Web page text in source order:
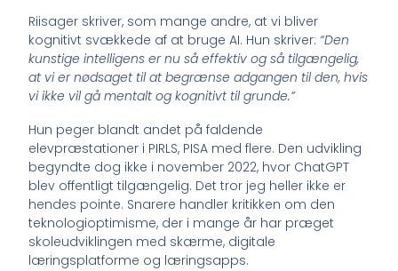
Riisager skriver, som mange andre, at vi bliver
kognitivt svækkede af at bruge AI. Hun skriver: “Den
kunstige intelligens er nu så effektiv og så tilgængelig,
at vi er nødsaget til at begrænse adgangen til den, hvis
vi ikke vil gå mentalt og kognitivt til grunde.”
Hun peger blandt andet på faldende
elevpræstationer i PIRLS, PISA med flere. Den udvikling
begyndte dog ikke i november 2022, hvor ChatGPT
blev offentligt tilgængelig. Det tror jeg heller ikke er
hendes pointe. Snarere handler kritikken om den
teknologioptimisme, der i mange år har præget
skoleudviklingen med skærme, digitale
læringsplatforme og læringsapps.